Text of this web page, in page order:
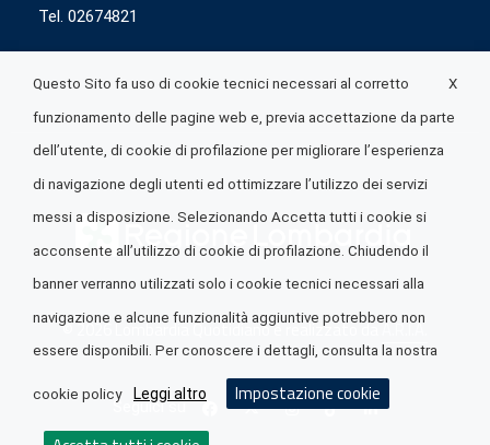
Tel. 02674821
© 2026 Lombardia Quotidiano è realizzato daA.R.I.A.
Seguici su
X
Questo Sito fa uso di cookie tecnici necessari al corretto
funzionamento delle pagine web e, previa accettazione da parte
dell’utente, di cookie di profilazione per migliorare l’esperienza
di navigazione degli utenti ed ottimizzare l’utilizzo dei servizi
messi a disposizione. Selezionando Accetta tutti i cookie si
acconsente all’utilizzo di cookie di profilazione. Chiudendo il
banner verranno utilizzati solo i cookie tecnici necessari alla
navigazione e alcune funzionalità aggiuntive potrebbero non
essere disponibili. Per conoscere i dettagli, consulta la nostra
cookie policy Leggi altro Impostazione cookie